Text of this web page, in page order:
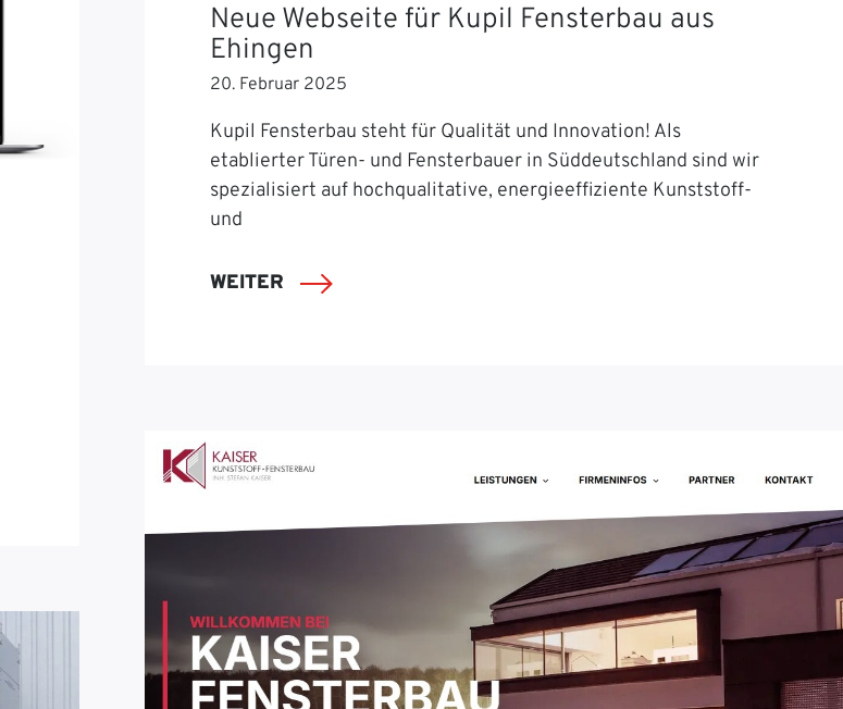
Neue Webseite für Kupil Fensterbau aus
Ehingen
20. Februar 2025
Kupil Fensterbau steht für Qualität und Innovation! Als
etablierter Türen- und Fensterbauer in Süddeutschland sind wir
spezialisiert auf hochqualitative, energieeffiziente Kunststoff-
und
WEITER